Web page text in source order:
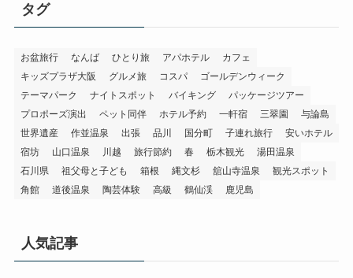
タグ
お盆旅行 なんば ひとり旅 アパホテル
カフェ
キッズプラザ大阪
グルメ旅 コスパ
ゴールデンウィーク
テーマパーク
ナイトスポット バイキング
パッケージツアー
プロポーズ演出
ペット同伴 ホテル予約 一軒宿 三翠園
与論島
世界遺産
作並温泉 出張 品川 国分町 子連れ旅行
安いホテル
宿坊
山口温泉 川越 旅行節約 春 栃木観光
湯田温泉
石川県
祖父母と子ども 箱根 縄文杉 舘山寺温泉
観光スポット
角館
道後温泉 陶芸体験 高級 鶴仙渓 鹿児島
人気記事